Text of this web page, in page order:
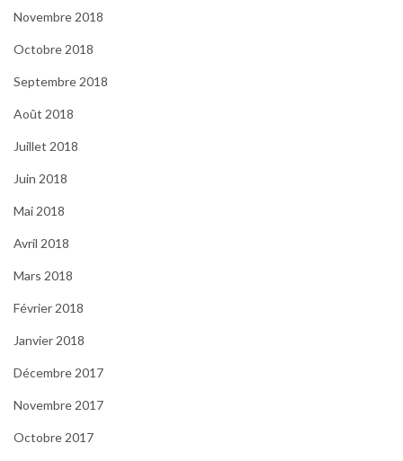
Novembre 2018
Octobre 2018
Septembre 2018
Août 2018
Juillet 2018
Juin 2018
Mai 2018
Avril 2018
Mars 2018
Février 2018
Janvier 2018
Décembre 2017
Novembre 2017
Octobre 2017